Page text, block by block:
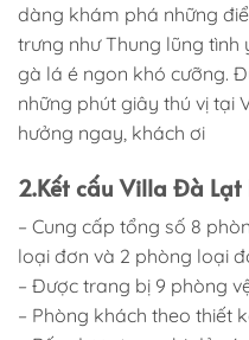
dàng khám phá những
trưng như Thung lũng
gà lá é ngon khó cưỡng.
những phút giây thú vị tại
hưởng ngay, khách ơi
2.Kết cấu Villa Đà Lạt
– Cung cấp tổng số 8
loại đơn và 2 phòng loại
– Được trang bị 9 phòng
– Phòng khách theo thiết